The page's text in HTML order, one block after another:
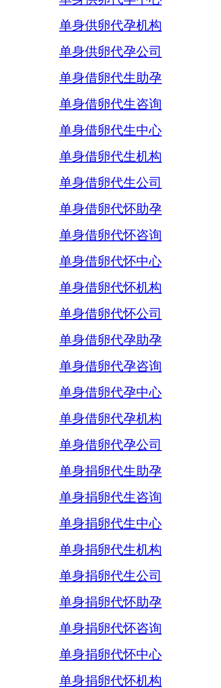
单身供卵代孕机构
单身供卵代孕公司
单身借卵代生助孕
单身借卵代生咨询
单身借卵代生中心
单身借卵代生机构
单身借卵代生公司
单身借卵代怀助孕
单身借卵代怀咨询
单身借卵代怀中心
单身借卵代怀机构
单身借卵代怀公司
单身借卵代孕助孕
单身借卵代孕咨询
单身借卵代孕中心
单身借卵代孕机构
单身借卵代孕公司
单身捐卵代生助孕
单身捐卵代生咨询
单身捐卵代生中心
单身捐卵代生机构
单身捐卵代生公司
单身捐卵代怀助孕
单身捐卵代怀咨询
单身捐卵代怀中心
单身捐卵代怀机构